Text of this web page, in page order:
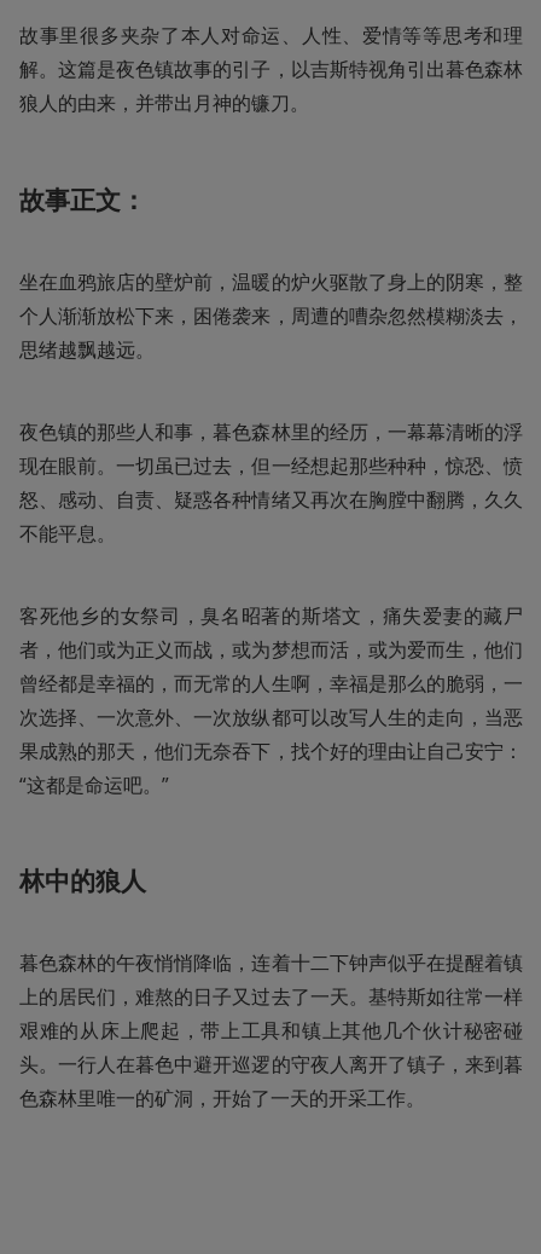
故事里很多夹杂了本人对命运、人性、爱情等等思考和理
解。这篇是夜色镇故事的引子，以吉斯特视角引出暮色森林
狼人的由来，并带出月神的镰刀。
故事正文：
坐在血鸦旅店的壁炉前，温暖的炉火驱散了身上的阴寒，整
个人渐渐放松下来，困倦袭来，周遭的嘈杂忽然模糊淡去，
思绪越飘越远。
夜色镇的那些人和事，暮色森林里的经历，一幕幕清晰的浮
现在眼前。一切虽已过去，但一经想起那些种种，惊恐、愤
怒、感动、自责、疑惑各种情绪又再次在胸膛中翻腾，久久
不能平息。
客死他乡的女祭司，臭名昭著的斯塔文，痛失爱妻的藏尸
者，他们或为正义而战，或为梦想而活，或为爱而生，他们
曾经都是幸福的，而无常的人生啊，幸福是那么的脆弱，一
次选择、一次意外、一次放纵都可以改写人生的走向，当恶
果成熟的那天，他们无奈吞下，找个好的理由让自己安宁：
“这都是命运吧。”
林中的狼人
暮色森林的午夜悄悄降临，连着十二下钟声似乎在提醒着镇
上的居民们，难熬的日子又过去了一天。基特斯如往常一样
艰难的从床上爬起，带上工具和镇上其他几个伙计秘密碰
头。一行人在暮色中避开巡逻的守夜人离开了镇子，来到暮
色森林里唯一的矿洞，开始了一天的开采工作。